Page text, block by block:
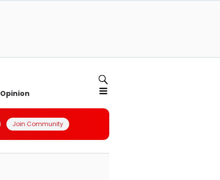
Opinion
Join Community